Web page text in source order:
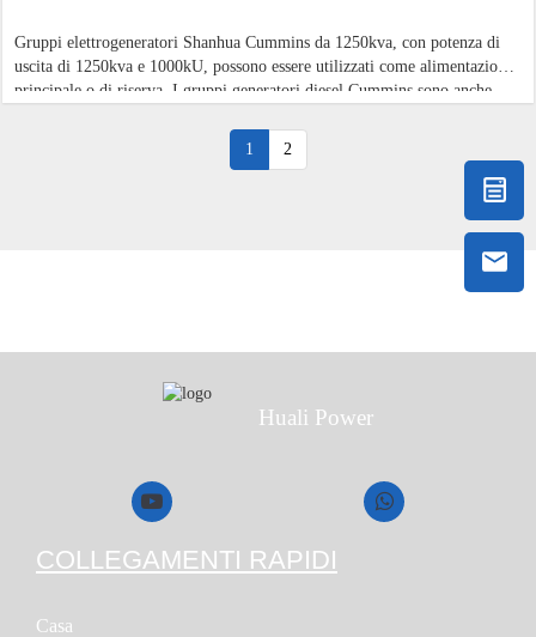
Gruppi elettrogeneratori Shanhua Cummins da 1250kva, con potenza di
uscita di 1250kva e 1000kU, possono essere utilizzati come alimentazione
principale o di riserva. I gruppi generatori diesel Cummins sono anche
1
2
Huali Power
COLLEGAMENTI RAPIDI
Casa